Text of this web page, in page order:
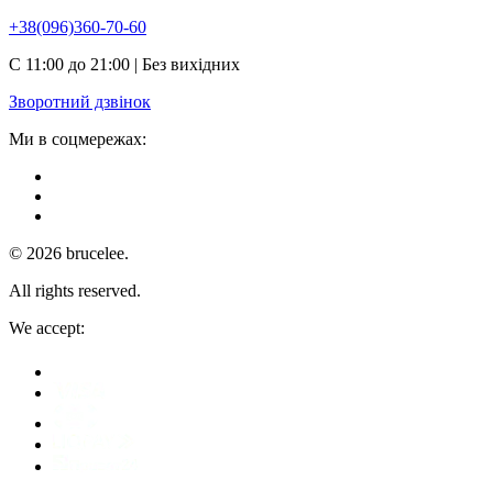
+38(096)360-70-60
С 11:00 до 21:00 | Без вихідних
Зворотний дзвінок
Ми в соцмережах:
© 2026 brucelee.
All rights reserved.
We accept: